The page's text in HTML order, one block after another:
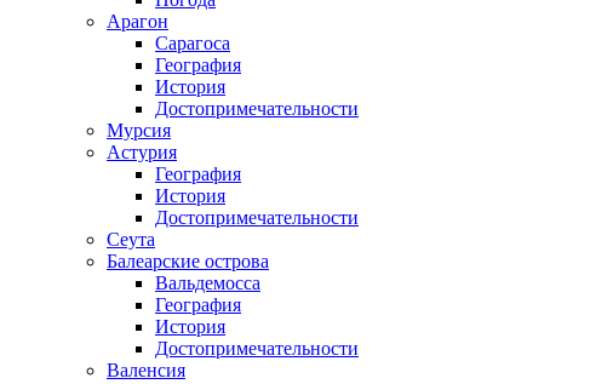
Арагон
Сарагоса
География
История
Достопримечательности
Мурсия
Астурия
География
История
Достопримечательности
Сеута
Балеарские острова
Вальдемосса
География
История
Достопримечательности
Валенсия